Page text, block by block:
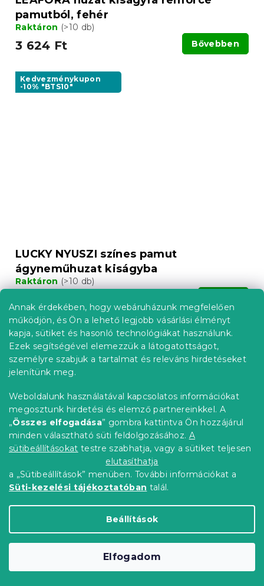
Annak érdekében, hogy webáruházunk megfelelően
működjön, és Ön a lehető legjobb vásárlási élményt
kapja, sütiket és hasonló technológiákat használunk.
Ezek segítségével elemezzük a látogatottságot,
személyre szabjuk a tartalmat és releváns hirdetéseket
jelenítünk meg.
Weboldalunk használatával kapcsolatos információkat
megosztunk hirdetési és elemző partnereinkkel. A
„Összes elfogadása” gombra kattintva Ön hozzájárul
minden választható süti feldolgozásához. A
sütibeállításokat testre szabhatja, vagy a sütiket teljesen
elutasíthatja
a „Sütibeállítások” menüben. További információkat a
Süti-kezelési tájékoztatóban talál.
Beállítások
Elfogadom
pamutból, fehér
Raktáron (>10 db)
3 624 Ft Bővebben
Kedvezménykupon
-10% "BTS10"
LUCKY NYUSZI színes pamut
ágyneműhuzat kiságyba
Raktáron (>10 db)
Kedvezménykupon
-15% "MINUSZ15"
MACKÓPÁR rózsaszín pamut baba
7 nap